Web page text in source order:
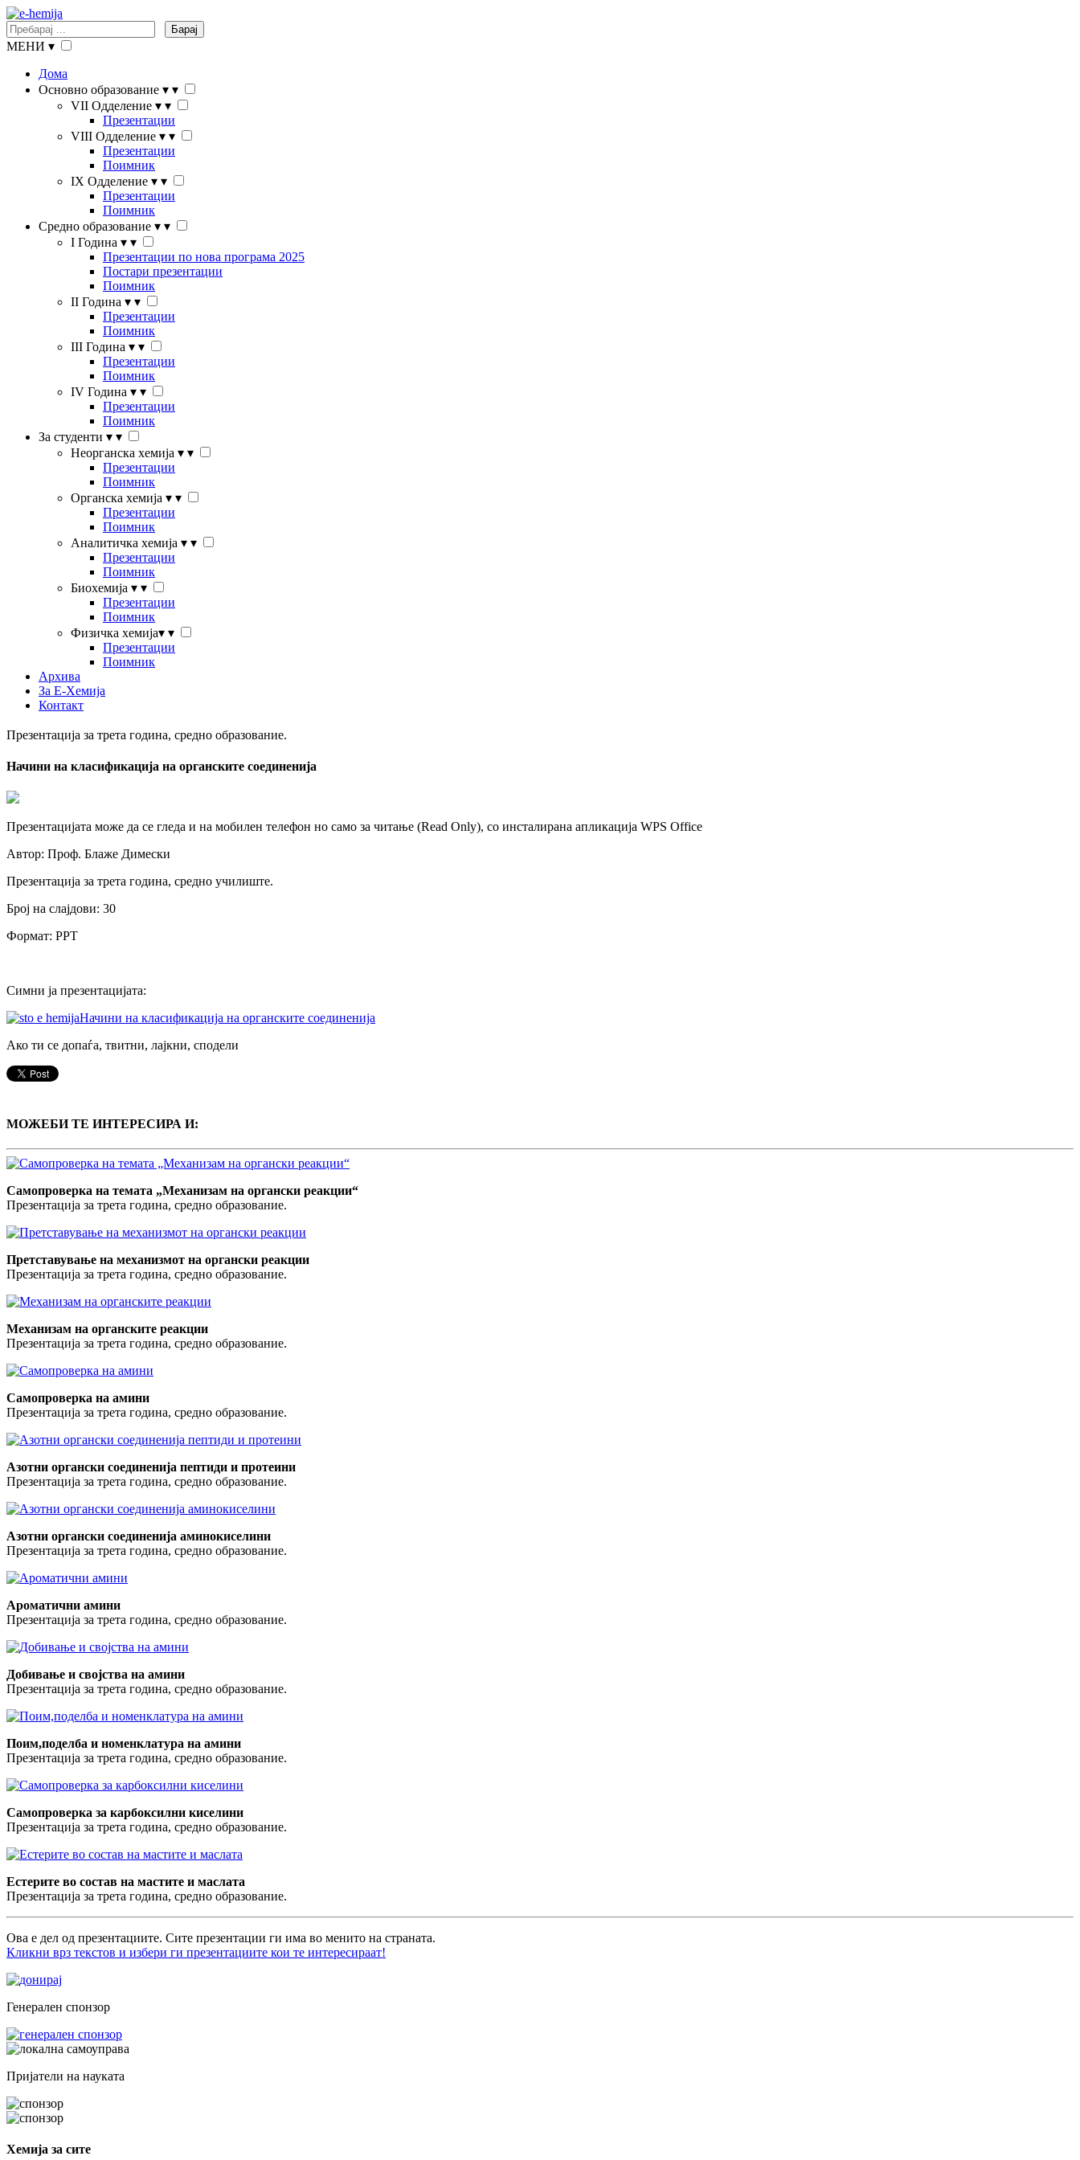
Барај
МЕНИ ▾
Дома
Основно образование ▾ ▾
VII Одделение ▾ ▾
Презентации
VIII Одделение ▾ ▾
Презентации
Поимник
IX Одделение ▾ ▾
Презентации
Поимник
Средно образование ▾ ▾
I Година ▾ ▾
Презентации по нова програма 2025
Постари презентации
Поимник
II Година ▾ ▾
Презентации
Поимник
III Година ▾ ▾
Презентации
Поимник
IV Година ▾ ▾
Презентации
Поимник
За студенти ▾ ▾
Неорганска хемија ▾ ▾
Презентации
Поимник
Органска хемија ▾ ▾
Презентации
Поимник
Аналитичка хемија ▾ ▾
Презентации
Поимник
Биохемија ▾ ▾
Презентации
Поимник
Физичка хемија▾ ▾
Презентации
Поимник
Архива
За Е-Хемија
Контакт
Презентација за трета година, средно образование.
Начини на класификација на органските соединенија
Презентацијата може да се гледа и на мобилен телефон но само за читање (Read Only), со инсталирана апликација WPS Office
Автор: Проф. Блаже Димески
Презентација за трета година, средно училиште.
Број на слајдови: 30
Формат: PPT
Симни ја презентацијата:
Начини на класификација на органските соединенија
Ако ти се допаѓа, твитни, лајкни, сподели
МОЖЕБИ ТЕ ИНТЕРЕСИРА И:
Самопроверка на темата „Механизам на органски реакции“
Презентација за трета година, средно образование.
Претставување на механизмот на органски реакции
Презентација за трета година, средно образование.
Механизам на органските реакции
Презентација за трета година, средно образование.
Самопроверка на амини
Презентација за трета година, средно образование.
Азотни органски соединенија пептиди и протеини
Презентација за трета година, средно образование.
Азотни органски соединенија аминокиселини
Презентација за трета година, средно образование.
Ароматични амини
Презентација за трета година, средно образование.
Добивање и својства на амини
Презентација за трета година, средно образование.
Поим,поделба и номенклатура на амини
Презентација за трета година, средно образование.
Самопроверка за карбоксилни киселини
Презентација за трета година, средно образование.
Естерите во состав на мастите и маслата
Презентација за трета година, средно образование.
Ова е дел од презентациите. Сите презентации ги има во менито на страната.
Кликни врз текстов и избери ги презентациите кои те интересираат!
Генерален спонзор
Пријатели на науката
Хемија за сите